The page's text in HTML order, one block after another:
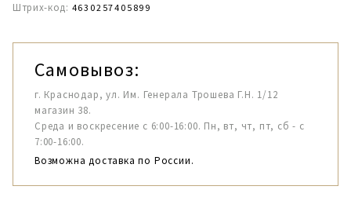
Штрих-код: 4630257405899
Самовывоз:
г. Краснодар, ул. Им. Генерала Трошева Г.Н. 1/12
магазин 38.
Среда и воскресение с 6:00-16:00. Пн, вт, чт, пт, сб - с
7:00-16:00.
Возможна доставка по России.